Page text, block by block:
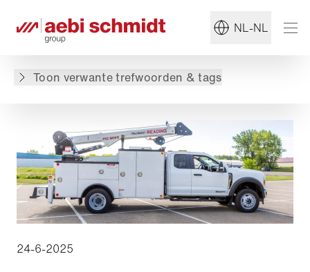
NL-NL
Toon verwante trefwoorden & tags
#Monroe
24-6-2025